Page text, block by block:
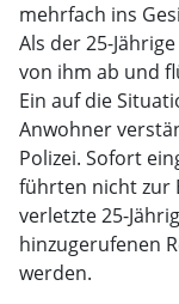
mehrfach ins
Als der 25-
von ihm ab und
Ein auf die
Anwohner
Polizei. Sofort
führten nicht zur
verletzte 25-
hinzugerufenen
werden.